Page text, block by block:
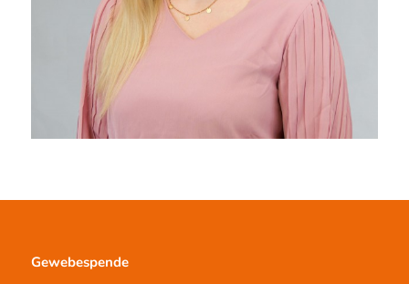
Gewebespende